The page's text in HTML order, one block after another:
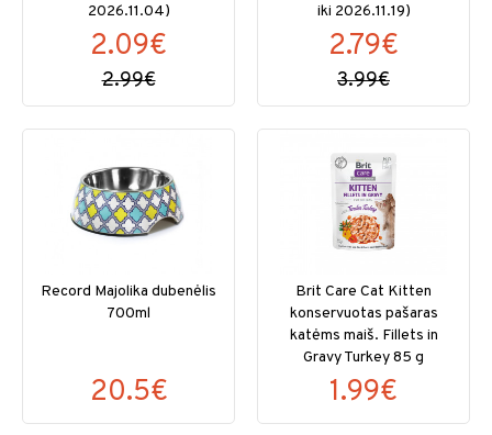
2026.11.04)
2.09€
2.99€
iki 2026.11.19)
2.79€
3.99€
Record Majolika dubenėlis
700ml
20.5€
Brit Care Cat Kitten
konservuotas pašaras
katėms maiš. Fillets in
Gravy Turkey 85 g
1.99€